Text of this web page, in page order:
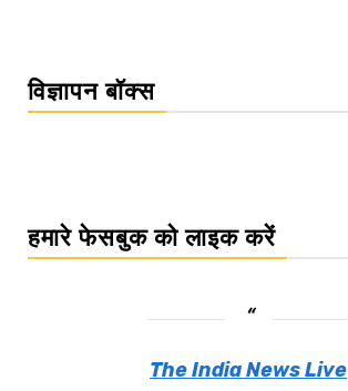
विज्ञापन बॉक्स
हमारे फेसबुक को लाइक करें
The India News Live